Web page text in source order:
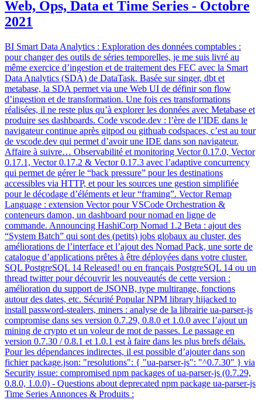
Web, Ops, Data et Time Series - Octobre
2021
BI Smart Data Analytics : Exploration des données comptables :
pour changer des outils de séries temporelles, je me suis livré au
même exercice d’ingestion et de traitement des FEC avec la Smart
Data Analytics (SDA) de DataTask. Basée sur singer, dbt et
metabase, la SDA permet via une Web UI de définir son flow
d’ingestion et de transformation. Une fois ces transformations
réalisées, il ne reste plus qu’à explorer les données avec Metabase et
produire ses dashboards. Code vscode.dev : l’ère de l’IDE dans le
navigateur continue après gitpod ou githuab codspaces, c’est au tour
de vscode.dev qui permet d’avoir une IDE dans son navigateur.
Affaire à suivre… Observabilité et monitoring Vector 0.17.0, Vector
0.17.1, Vector 0.17.2 & Vector 0.17.3 avec l’adaptive concurrency
qui permet de gérer le “back pressure” pour les destinations
accessibles via HTTP, et pour les sources une gestion simplifiée
pour le décodage d’éléments et leur “framing”. Vector Remap
Language : extension Vector pour VSCode Orchestration &
conteneurs damon, un dashboard pour nomad en ligne de
commande. Announcing HashiCorp Nomad 1.2 Beta : ajout des
“System Batch” qui sont des (petits) jobs globaux au cluster, des
améliorations de l’interface et l’ajout des Nomad Pack, une sorte de
catalogue d’applications prêtes à être déployées dans votre cluster.
SQL PostgreSQL 14 Released! ou en français PostgreSQL 14 ou un
thread twitter pour découvrir les nouveautés de cette version :
amélioration du support de JSONB, type multirange, fonctions
autour des dates, etc. Sécurité Popular NPM library hijacked to
install password-stealers, miners : analyse de la librairie ua-parser-js
compromise dans ses version 0.7.29, 0.8.0 et 1.0.0 avec l’ajout un
mining de crypto et un voleur de mot de passes. Le passage en
version 0.7.30 / 0.8.1 et 1.0.1 est à faire dans les plus brefs délais.
Pour les dépendances indirectes, il est possible d’ajouter dans son
fichier package.json: "resolutions": { "ua-parser-js": "^0.7.30" } via
Security issue: compromised npm packages of ua-parser-js (0.7.29,
0.8.0, 1.0.0) - Questions about deprecated npm package ua-parser-js
Time Series Annonces & Produits :